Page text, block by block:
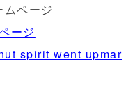
ページ
ージ
spirit went upmar